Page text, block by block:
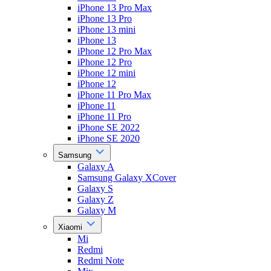
iPhone 13 Pro Max
iPhone 13 Pro
iPhone 13 mini
iPhone 13
iPhone 12 Pro Max
iPhone 12 Pro
iPhone 12 mini
iPhone 12
iPhone 11 Pro Max
iPhone 11
iPhone 11 Pro
iPhone SE 2022
iPhone SE 2020
Samsung
Galaxy A
Samsung Galaxy XCover
Galaxy S
Galaxy Z
Galaxy M
Xiaomi
Mi
Redmi
Redmi Note